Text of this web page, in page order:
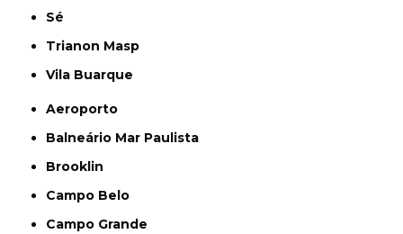
Sé
Trianon Masp
Vila Buarque
Aeroporto
Balneário Mar Paulista
Brooklin
Campo Belo
Campo Grande